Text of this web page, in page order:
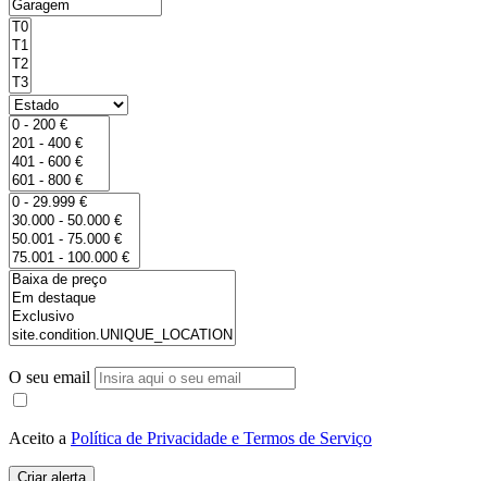
O seu email
Aceito a Política de Privacidade e Termos de Serviço